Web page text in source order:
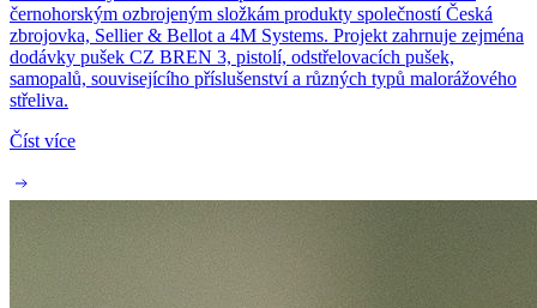
černohorským ozbrojeným složkám produkty společností Česká
zbrojovka, Sellier & Bellot a 4M Systems. Projekt zahrnuje zejména
dodávky pušek CZ BREN 3, pistolí, odstřelovacích pušek,
samopalů, souvisejícího příslušenství a různých typů malorážového
střeliva.
Číst více